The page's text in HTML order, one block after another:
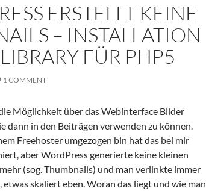
ERSTELLT KEINE
– INSTALLATION
FÜR PHP5
1 COMMENT
Möglichkeit über das Webinterface Bilder
dann in den Beiträgen verwenden zu können.
Freehoster umgezogen bin hat das bei mir
aber WordPress generierte keine kleinen
(sog. Thumbnails) und man verlinkte immer
skaliert eben. Woran das liegt und wie man